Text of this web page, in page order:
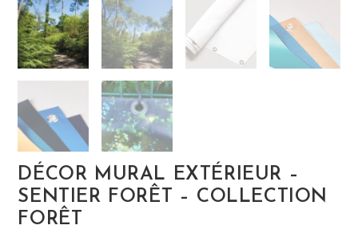
DÉCOR MURAL EXTÉRIEUR –
SENTIER FORÊT – COLLECTION
FORÊT